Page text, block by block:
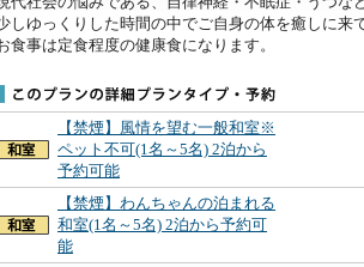
しゆっくりした時間の中でご自身の体を癒しに来
食事は定食程度の健康食になります。
【禁煙】風情を望む一般和室※
ペット不可(1名～5名) 2泊から
予約可能
【禁煙】わんちゃんの泊まれる
和室(1名～5名) 2泊から予約可
能